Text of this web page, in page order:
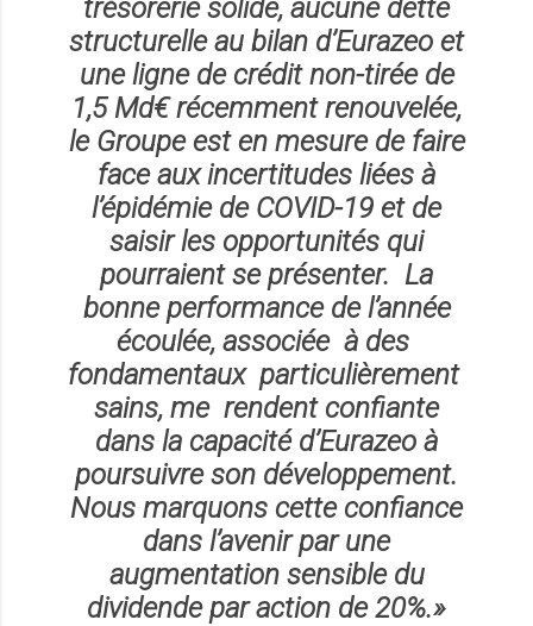
trésorerie solide, aucune dette
structurelle au bilan d’Eurazeo et
une ligne de crédit non-tirée de
1,5 Md€ récemment renouvelée,
le Groupe est en mesure de faire
face aux incertitudes liées à
l’épidémie de COVID-19 et de
saisir les opportunités qui
pourraient se présenter. La
bonne performance de l’année
écoulée, associée à des
fondamentaux particulièrement
sains, me rendent confiante
dans la capacité d’Eurazeo à
poursuivre son développement.
Nous marquons cette confiance
dans l’avenir par une
augmentation sensible du
dividende par action de 20%.»